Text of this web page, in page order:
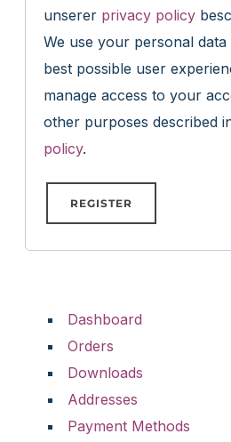
unserer privacy policy
We use your personal
best possible user
manage access to your
other purposes described
policy.
REGISTER
e
r
n
a
Dashboard
Orders
Downloads
Addresses
Payment Methods